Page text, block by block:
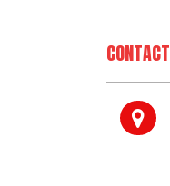
CONTACT